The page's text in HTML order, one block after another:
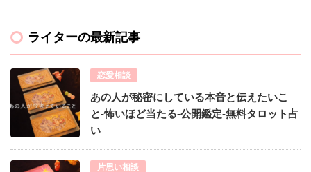
ライターの最新記事
恋愛相談
あの人が秘密にしている本音と伝えたいこ
と-怖いほど当たる-公開鑑定-無料タロット占
い
片思い相談